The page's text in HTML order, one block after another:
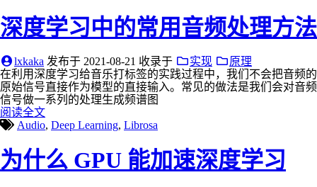
深度学习中的常用音频处理方法
lxkaka 发布于 2021-08-21 收录于 实现
原理
在利用深度学习给音乐打标签的实践过程中，我们不会把音频的
原始信号直接作为模型的直接输入。常见的做法是我们会对音频
信号做一系列的处理生成频谱图
阅读全文
Audio, Deep Learning, Librosa
为什么 GPU 能加速深度学习